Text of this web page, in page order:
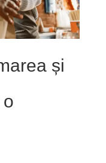
și